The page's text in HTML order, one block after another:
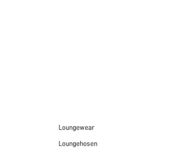
Loungewear
Loungehosen